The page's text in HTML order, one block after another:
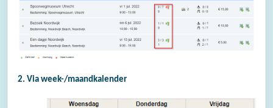
2. Via week-/maandkalender